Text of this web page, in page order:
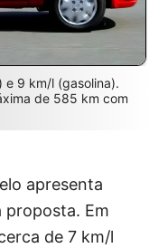
e 9 km/l (gasolina).
de 585 km com
apresenta
proposta. Em
de 7 km/l